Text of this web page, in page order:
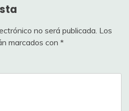
no será publicada. Los
marcados con *